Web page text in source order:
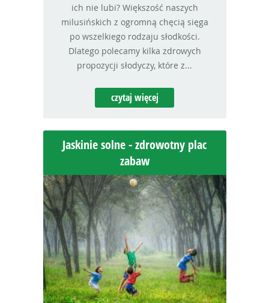
ich nie lubi? Większość naszych
milusińskich z ogromną chęcią sięga
po wszelkiego rodzaju słodkości.
Dlatego polecamy kilka zdrowych
propozycji słodyczy, które z...
czytaj więcej
Jaskinie solne - zdrowotny plac
zabaw